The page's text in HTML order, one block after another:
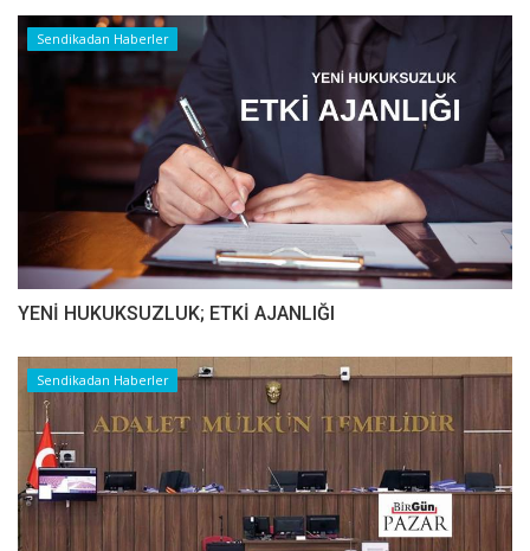
Sendikadan Haberler
YENİ HUKUKSUZLUK; ETKİ AJANLIĞI
Sendikadan Haberler